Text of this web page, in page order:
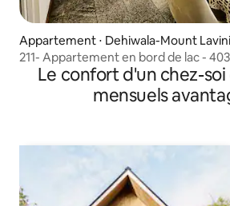
Appartement ⋅ Dehiwala-Mount
211- Appartement en bord de lac - 403
Le confort d'un chez-
mensuels